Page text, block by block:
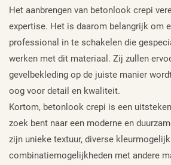
Het aanbrengen van betonlook crepi
expertise. Het is daarom belangrijk om
professional in te schakelen die
werken met dit materiaal. Zij zullen
gevelbekleding op de juiste manier
oog voor detail en kwaliteit.
Kortom, betonlook crepi is een
zoek bent naar een moderne en
zijn unieke textuur, diverse
combinatiemogelijkheden met andere